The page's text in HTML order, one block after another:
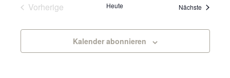
VorherigeVeranstaltungen
Heute Nächste
Kalender abonnieren